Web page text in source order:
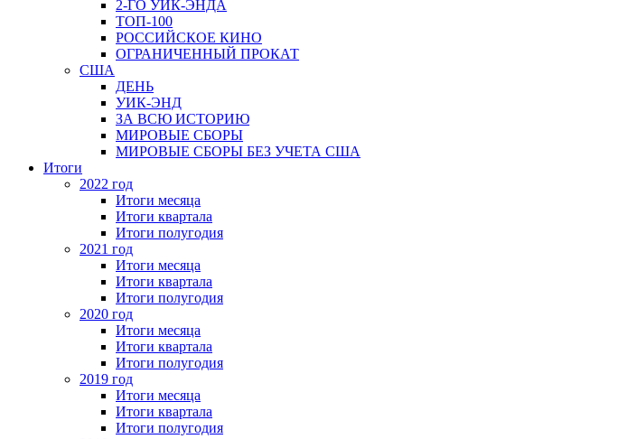
2-ГО УИК-ЭНДА
ТОП-100
РОССИЙСКОЕ КИНО
ОГРАНИЧЕННЫЙ ПРОКАТ
США
ДЕНЬ
УИК-ЭНД
ЗА ВСЮ ИСТОРИЮ
МИРОВЫЕ СБОРЫ
МИРОВЫЕ СБОРЫ БЕЗ УЧЕТА США
Итоги
2022 год
Итоги месяца
Итоги квартала
Итоги полугодия
2021 год
Итоги месяца
Итоги квартала
Итоги полугодия
2020 год
Итоги месяца
Итоги квартала
Итоги полугодия
2019 год
Итоги месяца
Итоги квартала
Итоги полугодия